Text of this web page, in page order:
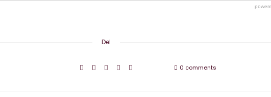
Del
0 comments